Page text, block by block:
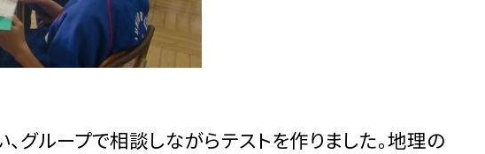
グループで相談しながらテストを作りました。地理の